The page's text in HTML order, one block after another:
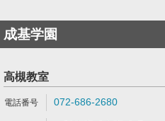
成基学園
高槻教室
072-686-2680